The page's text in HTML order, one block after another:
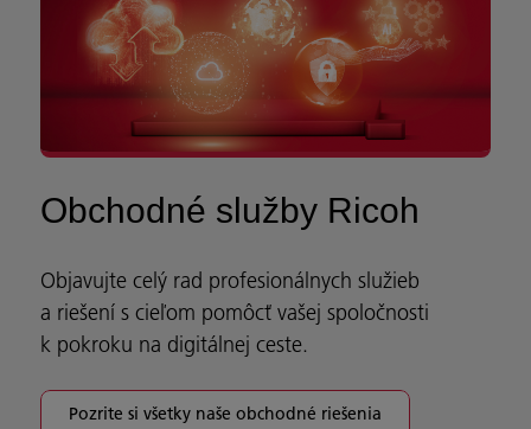
Obchodné služby Ricoh
Objavujte celý rad profesionálnych služieb
a riešení s cieľom pomôcť vašej spoločnosti
k pokroku na digitálnej ceste.
Pozrite si všetky naše obchodné riešenia